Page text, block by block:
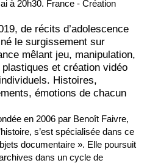
à 20h30. France - Création
de récits d’adolescence
né le surgissement sur
mêlant jeu, manipulation,
et création vidéo
Histoires,
émotions de chacun
en 2006 par Benoît Faivre,
s’est spécialisée dans ce
documentaire ». Elle poursuit
dans un cycle de